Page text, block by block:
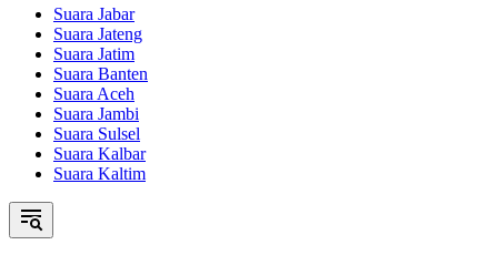
Suara Jabar
Suara Jateng
Suara Jatim
Suara Banten
Suara Aceh
Suara Jambi
Suara Sulsel
Suara Kalbar
Suara Kaltim